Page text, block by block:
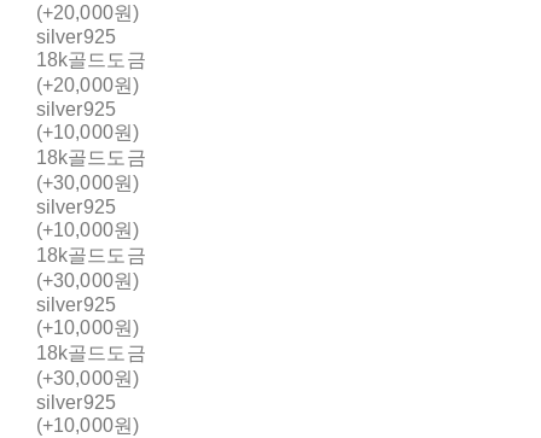
(+20,000원)
silver925
18k골드도금
(+20,000원)
silver925
(+10,000원)
18k골드도금
(+30,000원)
silver925
(+10,000원)
18k골드도금
(+30,000원)
silver925
(+10,000원)
18k골드도금
(+30,000원)
silver925
(+10,000원)